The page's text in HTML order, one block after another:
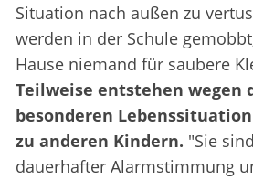
Situation nach außen zu
werden in der Schule
Hause niemand für saubere
Teilweise entstehen wegen
besonderen
zu anderen Kindern. "Sie
dauerhafter Alarmstimmung